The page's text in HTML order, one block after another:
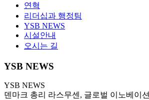
연혁
리더십과 행정팀
YSB NEWS
시설안내
오시는 길
YSB NEWS
YSB NEWS
덴마크 총리 라스무센, 글로벌 이노베이